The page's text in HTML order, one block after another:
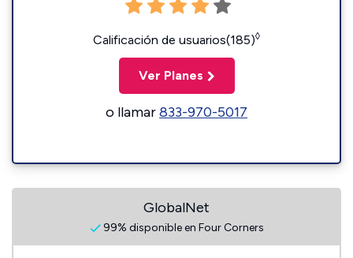
Calificación de usuarios(185)◊
Ver Planes
o llamar833-970-5017
GlobalNet
99% disponible en Four Corners